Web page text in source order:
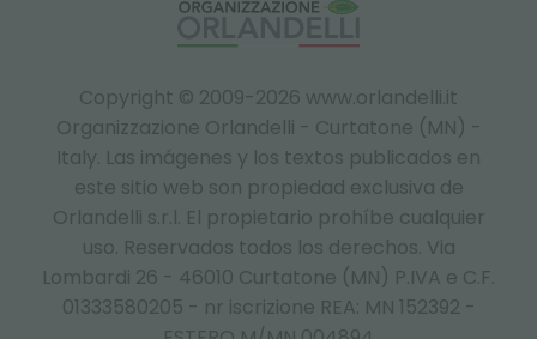
Copyright © 2009-2026 www.orlandelli.it
Organizzazione Orlandelli - Curtatone (MN) -
Italy. Las imágenes y los textos publicados en
este sitio web son propiedad exclusiva de
Orlandelli s.r.l. El propietario prohíbe cualquier
uso. Reservados todos los derechos. Via
Lombardi 26 - 46010 Curtatone (MN) P.IVA e C.F.
01333580205 - nr iscrizione REA: MN 152392 -